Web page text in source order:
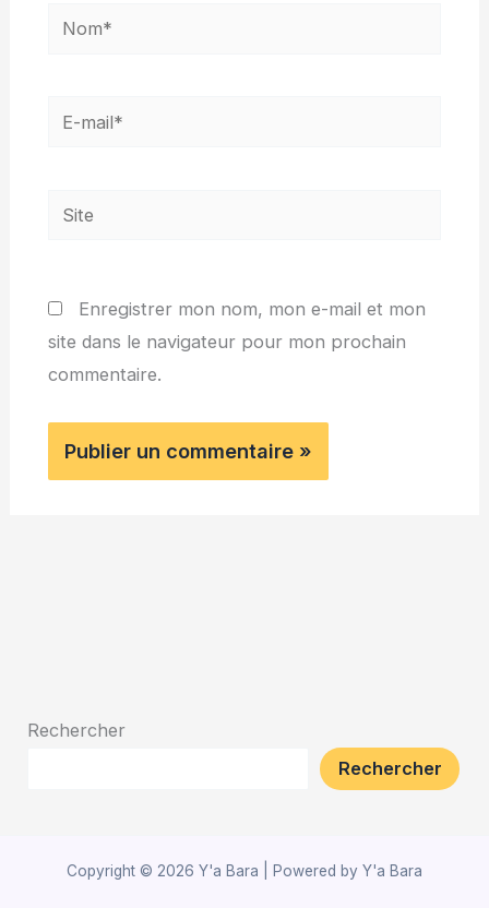
Nom*
E-
Site
Enregistrer mon nom, mon e-mail et mon
site dans le navigateur pour mon prochain
commentaire.
Rechercher
Rechercher
Copyright © 2026 Y'a Bara | Powered by Y'a Bara